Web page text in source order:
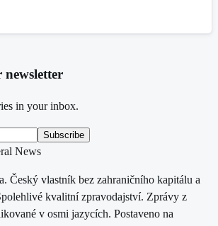
newsletter
in your inbox.
Subscribe
Český vlastník bez zahraničního kapitálu a
kvalitní zpravodajství. Zprávy z
v osmi jazycích. Postaveno na